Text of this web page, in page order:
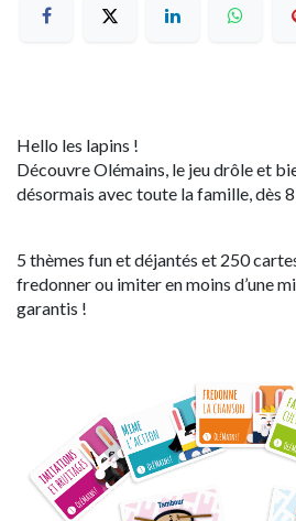
Hello les lapins !
Découvre Olémains, le jeu drôle et
désormais avec toute la famille, dès 8
5 thèmes fun et déjantés et 250
fredonner ou imiter en moins d’une
garantis !